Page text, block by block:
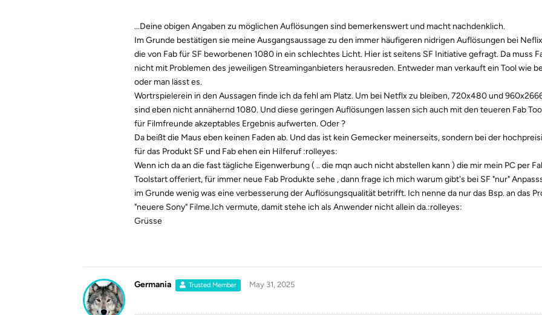
...Deine obigen Angaben zu möglichen Auflösungen sind bemerkenswert und macht nachdenklich.
Im Grunde bestätigen sie meine Ausgangsaussage zu den immer häufigeren nidrigen Auflösungen bei
die von Fab für SF beworbenen 1080 in ein schlechtes Licht. Hier ist seitens SF Initiative gefragt. Da muss
nicht mit Problemen des jeweiligen Streaminganbieters herausreden. Entweder man verkauft ein Tool wie
oder man lässt es.
Wortrspielerein in den Aussagen finde ich da fehl am Platz. Um bei Netflx zu bleiben, 720x480 und
sind eben nicht annähernd 1080. Und diese geringen Auflösungen lassen sich auch mit den teueren Fab
für Filmfreunde akzeptables Ergebnis aufwerten. Oder ?
Da beißt die Maus eben keinen Faden ab. Und das ist kein Gemecker meinerseits, sondern bei der
für das Produkt SF und Fab ehen ein Hilferuf :rolleyes:
Wenn ich da an die fast tägliche Eigenwerbung ( .. die mqn auch nicht abstellen kann ) die mir mein PC per
Toolstart offeriert, für immer neue Fab Produkte sehe , dann frage ich mich warum gibt's bei SF "nur"
im Grunde wenig was eine verbesserung der Auflösungsqualität betrifft. Ich nenne da nur das Bsp. an das
"neuere Sony" Filme.Ich vermute, damit stehe ich als Anwender nicht allein da.:rolleyes:
Grüsse
Germania Trusted Member May 31, 2025